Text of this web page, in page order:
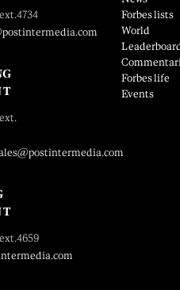
Forbes lists
World
Forbes life
Events